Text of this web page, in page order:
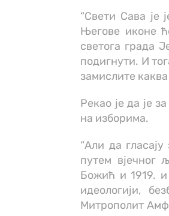
“Свети Сава је
Његове иконе
светога града
подигнути. И
замислите
Рекао је да је
на изборима.
“Али да
путем вјечног
Божић и 1919. и
идеологији,
Митрополит